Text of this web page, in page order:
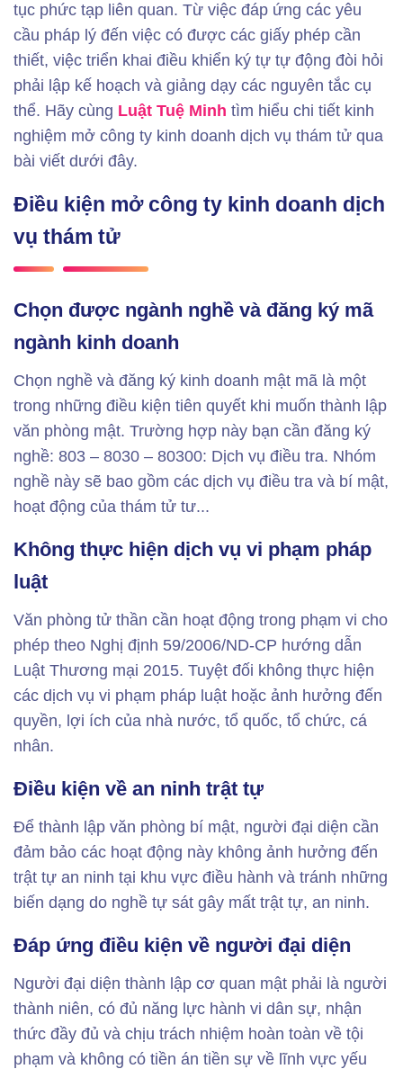
tục phức tạp liên quan. Từ việc đáp ứng các yêu
cầu pháp lý đến việc có được các giấy phép cần
thiết, việc triển khai điều khiển ký tự tự động đòi hỏi
phải lập kế hoạch và giảng dạy các nguyên tắc cụ
thể. Hãy cùng Luật Tuệ Minh tìm hiểu chi tiết kinh
nghiệm mở công ty kinh doanh dịch vụ thám tử qua
bài viết dưới đây.
Điều kiện mở công ty kinh doanh dịch
vụ thám tử
Chọn được ngành nghề và đăng ký mã
ngành kinh doanh
Chọn nghề và đăng ký kinh doanh mật mã là một
trong những điều kiện tiên quyết khi muốn thành lập
văn phòng mật. Trường hợp này bạn cần đăng ký
nghề: 803 – 8030 – 80300: Dịch vụ điều tra. Nhóm
nghề này sẽ bao gồm các dịch vụ điều tra và bí mật,
hoạt động của thám tử tư...
Không thực hiện dịch vụ vi phạm pháp
luật
Văn phòng tử thần cần hoạt động trong phạm vi cho
phép theo Nghị định 59/2006/ND-CP hướng dẫn
Luật Thương mại 2015. Tuyệt đối không thực hiện
các dịch vụ vi phạm pháp luật hoặc ảnh hưởng đến
quyền, lợi ích của nhà nước, tổ quốc, tổ chức, cá
nhân.
Điều kiện về an ninh trật tự
Để thành lập văn phòng bí mật, người đại diện cần
đảm bảo các hoạt động này không ảnh hưởng đến
trật tự an ninh tại khu vực điều hành và tránh những
biến dạng do nghề tự sát gây mất trật tự, an ninh.
Đáp ứng điều kiện về người đại diện
Người đại diện thành lập cơ quan mật phải là người
thành niên, có đủ năng lực hành vi dân sự, nhận
thức đầy đủ và chịu trách nhiệm hoàn toàn về tội
phạm và không có tiền án tiền sự về lĩnh vực yếu